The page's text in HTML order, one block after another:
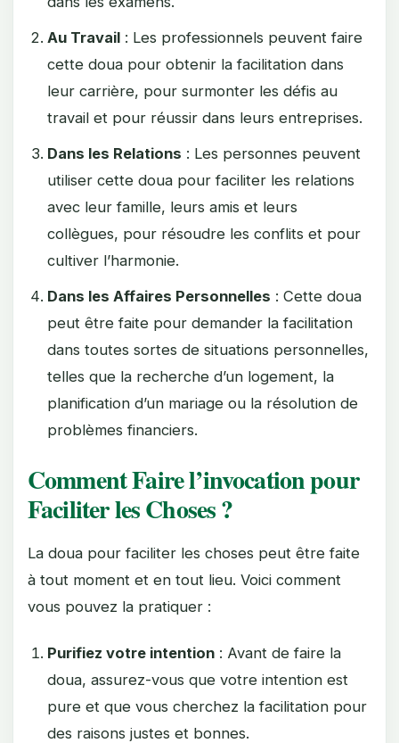
Au Travail : Les professionnels peuvent faire
cette doua pour obtenir la facilitation dans
leur carrière, pour surmonter les défis au
travail et pour réussir dans leurs entreprises.
Dans les Relations : Les personnes peuvent
utiliser cette doua pour faciliter les relations
avec leur famille, leurs amis et leurs
collègues, pour résoudre les conflits et pour
cultiver l’harmonie.
Dans les Affaires Personnelles : Cette doua
peut être faite pour demander la facilitation
dans toutes sortes de situations personnelles,
telles que la recherche d’un logement, la
planification d’un mariage ou la résolution de
problèmes financiers.
Comment Faire l’invocation pour
Faciliter les Choses ?
La doua pour faciliter les choses peut être faite
à tout moment et en tout lieu. Voici comment
vous pouvez la pratiquer :
Purifiez votre intention : Avant de faire la
doua, assurez-vous que votre intention est
pure et que vous cherchez la facilitation pour
des raisons justes et bonnes.